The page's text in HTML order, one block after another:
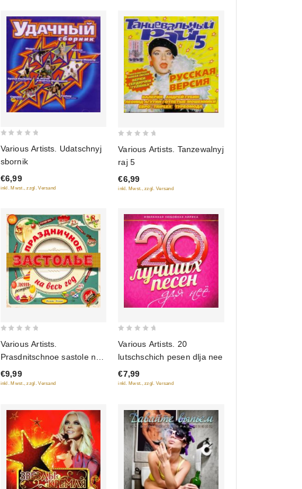
of
5
Various Artists. Udatschnyj
sbornik
€6,99
inkl. Mwst., zzgl. Versand
of
5
Various Artists. Tanzewalnyj
raj 5
€6,99
inkl. Mwst., zzgl. Versand
of
5
Various Artists.
Prasdnitschnoe sastole na
wes god (MP3)
€9,99
inkl. Mwst., zzgl. Versand
of
5
Various Artists. 20
lutschschich pesen dlja nee
€7,99
inkl. Mwst., zzgl. Versand